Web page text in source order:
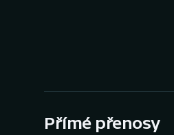
Přímé přenosy